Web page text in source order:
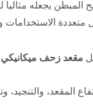
المبطّن يجعله
متعددة الاستخدامات
مقعد زحف ميكانيكي
المقعد،